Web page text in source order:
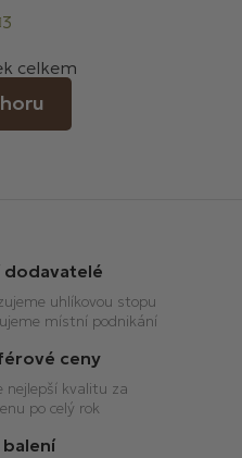
y
3
celkem
dodavatelé
uhlíkovou stopu
místní podnikání
ceny
nejlepší kvalitu za
po celý rok